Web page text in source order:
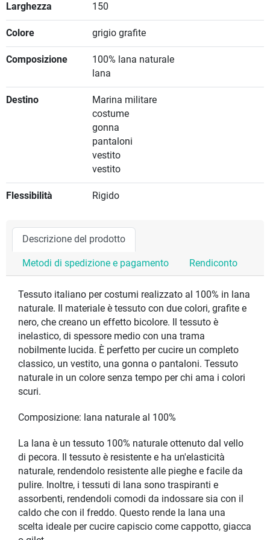
Larghezza 150
Colore grigio grafite
Composizione
100% lana naturale
lana
Destino
Marina militare
costume
gonna
pantaloni
vestito
vestito
Flessibilità Rigido
Descrizione del prodotto
Metodi di spedizione e pagamento Rendiconto
Tessuto italiano per costumi realizzato al 100% in lana
naturale. Il materiale è tessuto con due colori, grafite e
nero, che creano un effetto bicolore. Il tessuto è
inelastico, di spessore medio con una trama
nobilmente lucida. È perfetto per cucire un completo
classico, un vestito, una gonna o pantaloni. Tessuto
naturale in un colore senza tempo per chi ama i colori
scuri.
Composizione: lana naturale al 100%
La lana è un tessuto 100% naturale ottenuto dal vello
di pecora. Il tessuto è resistente e ha un'elasticità
naturale, rendendolo resistente alle pieghe e facile da
pulire. Inoltre, i tessuti di lana sono traspiranti e
assorbenti, rendendoli comodi da indossare sia con il
caldo che con il freddo. Questo rende la lana una
scelta ideale per cucire capiscio come cappotto, giacca